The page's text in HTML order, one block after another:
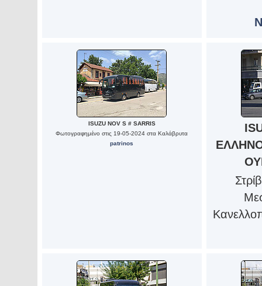
ISUZU NOV S # SARRIS
Φωτογραφημένο στις 19-05-2024 στα Καλάβρυτα
patrinos